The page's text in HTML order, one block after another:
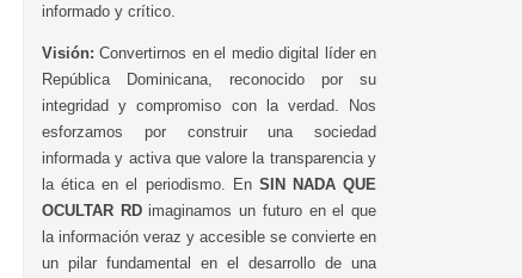
informado y crítico.
Visión: Convertirnos en el medio digital líder en
República Dominicana, reconocido por su
integridad y compromiso con la verdad. Nos
esforzamos por construir una sociedad
informada y activa que valore la transparencia y
la ética en el periodismo. En SIN NADA QUE
OCULTAR RDimaginamos un futuro en el que
la información veraz y accesible se convierte en
un pilar fundamental en el desarrollo de una